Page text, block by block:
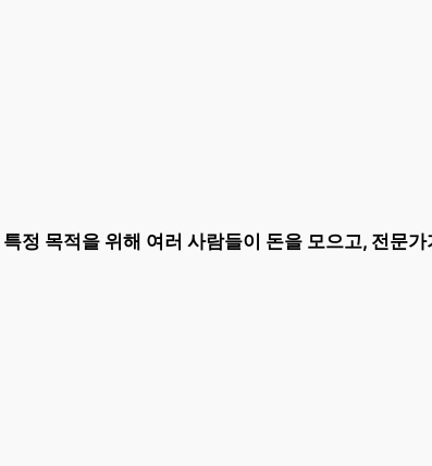
특정 목적을 위해 여러 사람들이 돈을 모으고, 전문